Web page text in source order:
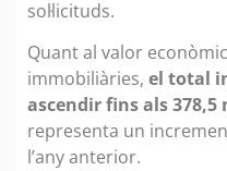
sol·licituds.
Quant al valor
immobiliàries, el total
ascendir fins als 378,5
representa un
l’any anterior.